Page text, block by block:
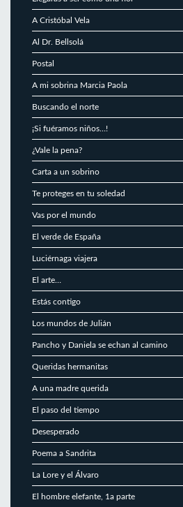
A Cristóbal Vela
Al Dr. Bellsolá
Postal
A mi sobrina Marcia Paola
Buscando el norte
¡Si fuéramos niños…!
¿Vale la pena?
Carta a un sobrino
Te proteges en tu soledad
Vas por el mundo
El verde de España
Luciérnaga viajera
El arte…
Estás contigo
Los mundos de Julián
Pancho y Daniela se echan al camino
Queridas hermanitas
A una madre querida
El paso del tiempo
Desesperado
Poema a Sandrita
La Lore y el Álvaro
El hombre elefante, 1a parte